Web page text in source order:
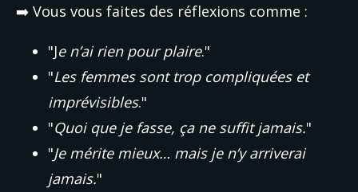
➡️ Vous vous faites des réflexions comme :
"Je n’ai rien pour plaire."
"Les femmes sont trop compliquées et
imprévisibles."
"Quoi que je fasse, ça ne suffit jamais."
"Je mérite mieux… mais je n’y arriverai
jamais."